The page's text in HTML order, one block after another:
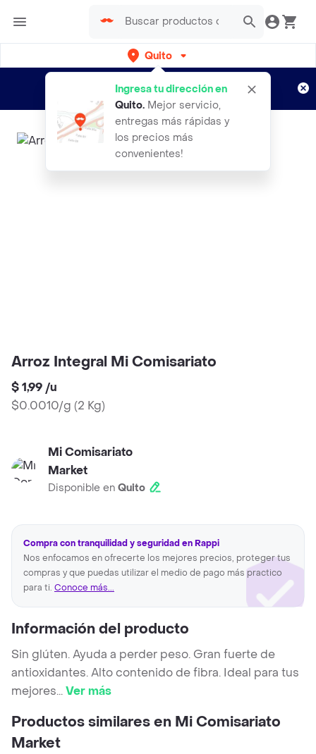
Quito
Ingresa tu dirección en
Quito. Mejor servicio,
entregas más rápidas y
los precios más
convenientes!
envíos gratis por semanas
Aplican TyC
Arroz Integral Mi Comisariato
$ 1,99 /u
$0.0010/g (2 Kg)
Mi Comisariato
Market
Disponible en Quito
Compra con tranquilidad y seguridad en Rappi
Nos enfocamos en ofrecerte los mejores precios, proteger tus
compras y que puedas utilizar el medio de pago más practico
para ti. Conoce más...
Información del producto
Sin glúten. Ayuda a perder peso. Gran fuerte de
antioxidantes. Alto contenido de fibra. Ideal para tus
mejores...Ver más
Productos similares en Mi Comisariato
Market